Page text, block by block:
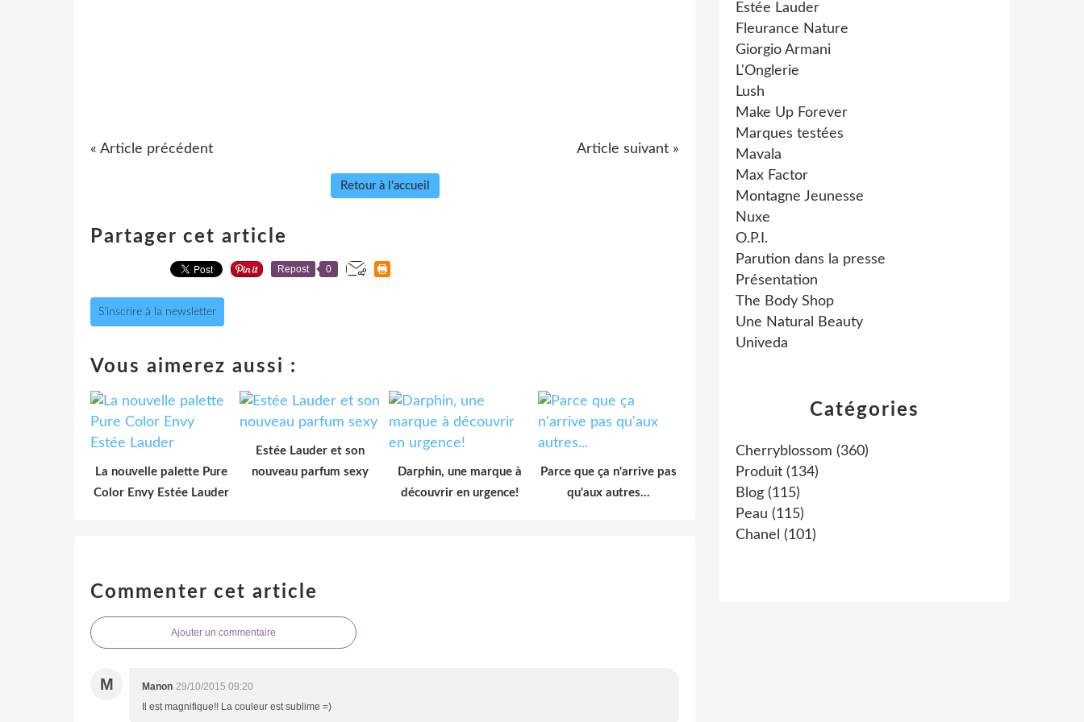
« Article précédent Article suivant »
Retour à l'accueil
Partager cet article
Repost 0
S'inscrire à la newsletter
Vous aimerez aussi :
La nouvelle palette Pure
Color Envy Estée Lauder
Estée Lauder et son
nouveau parfum sexy
Darphin, une marque à
découvrir en urgence!
Parce que ça n'arrive pas
qu'aux autres...
Commenter cet article
Ajouter un commentaire
M Manon 29/10/2015 09:20
Il est magnifique!! La couleur est sublime =)
Catégories
Cherryblossom (360)
Produit (134)
Blog (115)
Peau (115)
Chanel (101)
Estée Lauder
Fleurance Nature
Giorgio Armani
L'Onglerie
Lush
Make Up Forever
Marques testées
Mavala
Max Factor
Montagne Jeunesse
Nuxe
O.P.I.
Parution dans la presse
Présentation
The Body Shop
Une Natural Beauty
Univeda